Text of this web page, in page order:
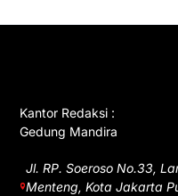
Kantor Redaksi :
Gedung Mandira
Jl. RP. Soeroso No.33,
Menteng, Kota Jakarta